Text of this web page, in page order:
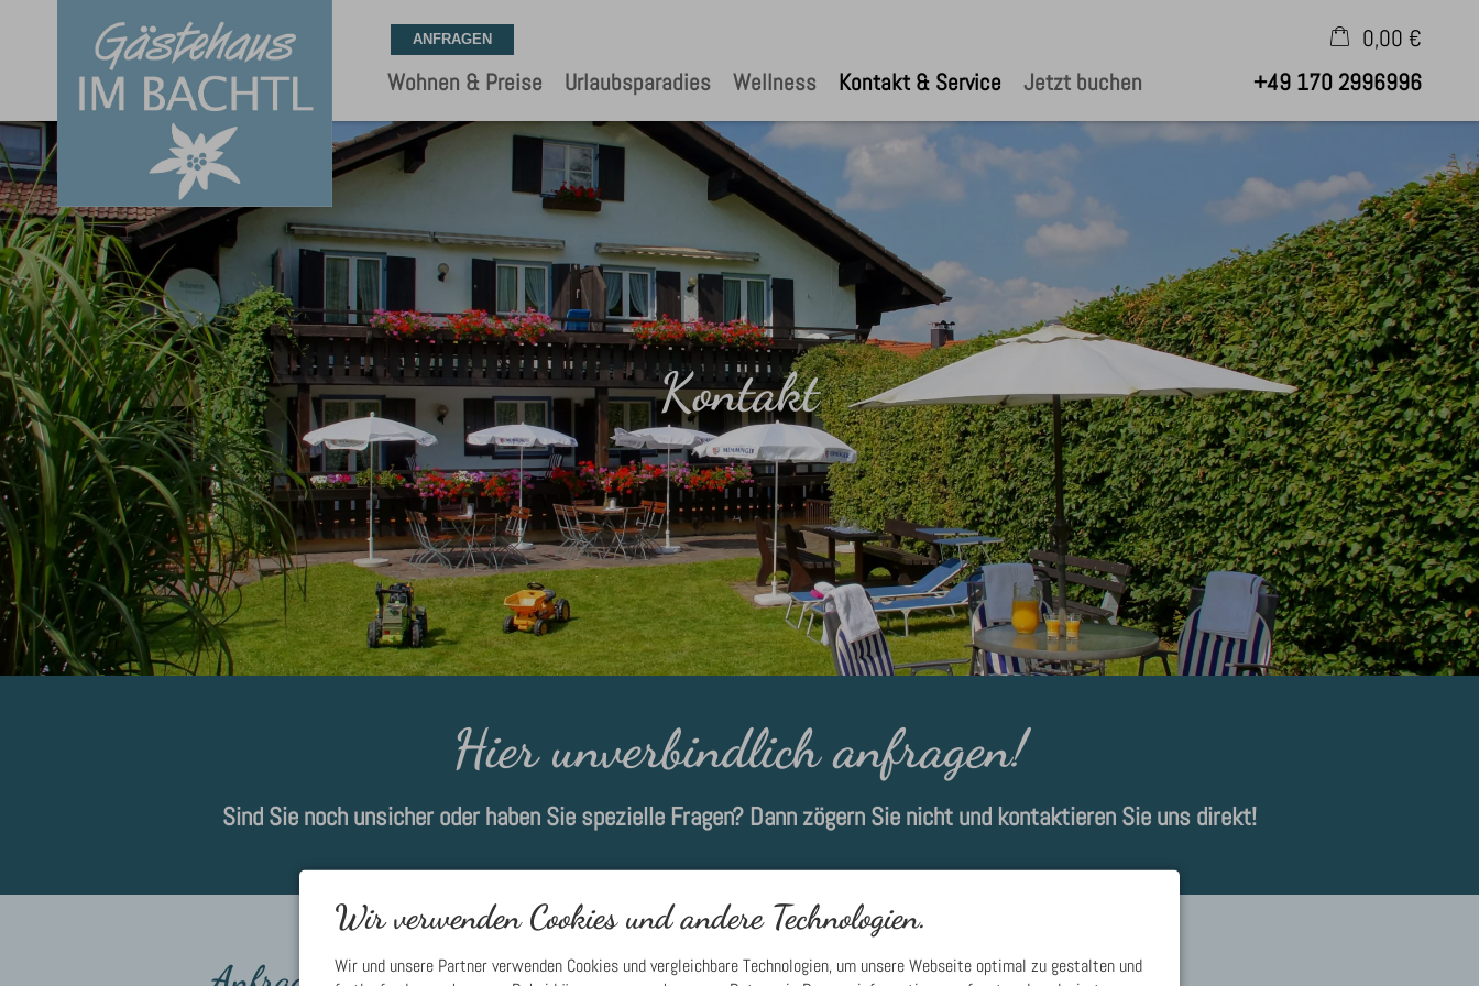
Wohnen & Preise Urlaubsparadies Wellness Kontakt & Service Jetzt buchen +49 170 2996996
0,00 €
×
Warenkorb ist leer
Kontakt
Hier unverbindlich anfragen!
Sind Sie noch unsicher oder haben Sie spezielle Fragen? Dann zögern Sie nicht und kontaktieren Sie uns direkt!
Wir verwenden Cookies und andere Technologien.
Wir und unsere Partner verwenden Cookies und vergleichbare Technologien, um unsere Webseite optimal zu gestalten und